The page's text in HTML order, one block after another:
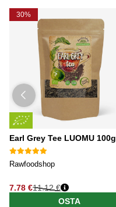
30%
Earl Grey Tee LUOMU 100g
Rawfoodshop
7.78 €11.12 €
OSTA